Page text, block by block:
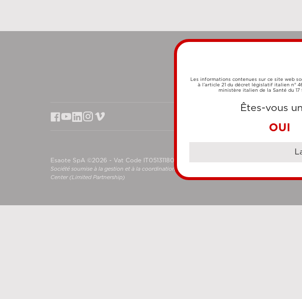
CARTE DE
CRÉDIT
Esaote SpA ©2026 - Vat Code IT05131180969
Société soumise à la gestion et à la coordination de Shanghai Luzi Enterprise Management
Center (Limited Partnership)
Les informations contenues sur ce site web
à l’article 21 du décret législatif italien n°
ministère italien de la Santé du 17
Êtes-vous
OUI